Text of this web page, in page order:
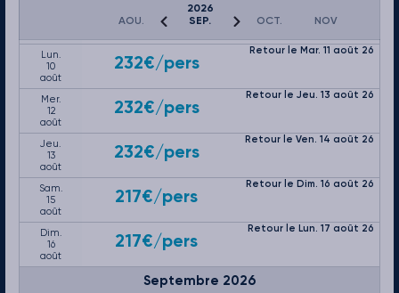
AOU.
2026
SEP.
OCT. NOV
232€ /pers
Lun.
10
août
232€/pers
Retour le Mar. 11 août 26
Mer.
12
août
232€/pers
Retour le Jeu. 13 août 26
Jeu.
13
août
232€/pers
Retour le Ven. 14 août 26
Sam.
15
août
217€/pers
Retour le Dim. 16 août 26
Dim.
16
août
217€/pers
Retour le Lun. 17 août 26
Septembre 2026